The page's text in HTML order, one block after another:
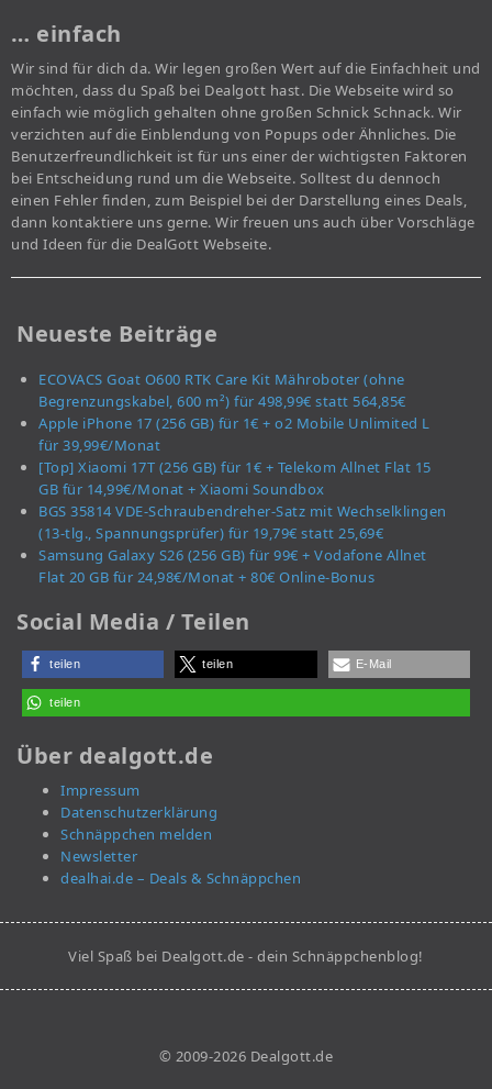
… einfach
Wir sind für dich da. Wir legen großen Wert auf die Einfachheit und
möchten, dass du Spaß bei Dealgott hast. Die Webseite wird so
einfach wie möglich gehalten ohne großen Schnick Schnack. Wir
verzichten auf die Einblendung von Popups oder Ähnliches. Die
Benutzerfreundlichkeit ist für uns einer der wichtigsten Faktoren
bei Entscheidung rund um die Webseite. Solltest du dennoch
einen Fehler finden, zum Beispiel bei der Darstellung eines Deals,
dann kontaktiere uns gerne. Wir freuen uns auch über Vorschläge
und Ideen für die DealGott Webseite.
Neueste Beiträge
ECOVACS Goat O600 RTK Care Kit Mähroboter (ohne
Begrenzungskabel, 600 m²) für 498,99€ statt 564,85€
Apple iPhone 17 (256 GB) für 1€ + o2 Mobile Unlimited L
für 39,99€/Monat
[Top] Xiaomi 17T (256 GB) für 1€ + Telekom Allnet Flat 15
GB für 14,99€/Monat + Xiaomi Soundbox
BGS 35814 VDE-Schraubendreher-Satz mit Wechselklingen
(13-tlg., Spannungsprüfer) für 19,79€ statt 25,69€
Samsung Galaxy S26 (256 GB) für 99€ + Vodafone Allnet
Flat 20 GB für 24,98€/Monat + 80€ Online-Bonus
Social Media / Teilen
teilen teilen E-Mail
teilen
Über dealgott.de
Impressum
Datenschutzerklärung
Schnäppchen melden
Newsletter
dealhai.de – Deals & Schnäppchen
Viel Spaß bei Dealgott.de - dein Schnäppchenblog!
© 2009-2026 Dealgott.de